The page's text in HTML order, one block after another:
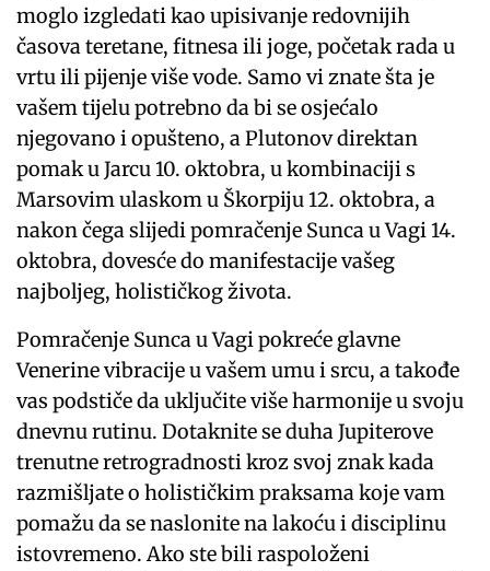
moglo izgledati kao upisivanje redovnijih
časova teretane, fitnesa ili joge, početak rada u
vrtu ili pijenje više vode. Samo vi znate šta je
vašem tijelu potrebno da bi se osjećalo
njegovano i opušteno, a Plutonov direktan
pomak u Jarcu 10. oktobra, u kombinaciji s
Marsovim ulaskom u Škorpiju 12. oktobra, a
nakon čega slijedi pomračenje Sunca u Vagi 14.
oktobra, dovesće do manifestacije vašeg
najboljeg, holističkog života.
Pomračenje Sunca u Vagi pokreće glavne
Venerine vibracije u vašem umu i srcu, a takođe
vas podstiče da uključite više harmonije u svoju
dnevnu rutinu. Dotaknite se duha Jupiterove
trenutne retrogradnosti kroz svoj znak kada
razmišljate o holističkim praksama koje vam
pomažu da se naslonite na lakoću i disciplinu
istovremeno. Ako ste bili raspoloženi